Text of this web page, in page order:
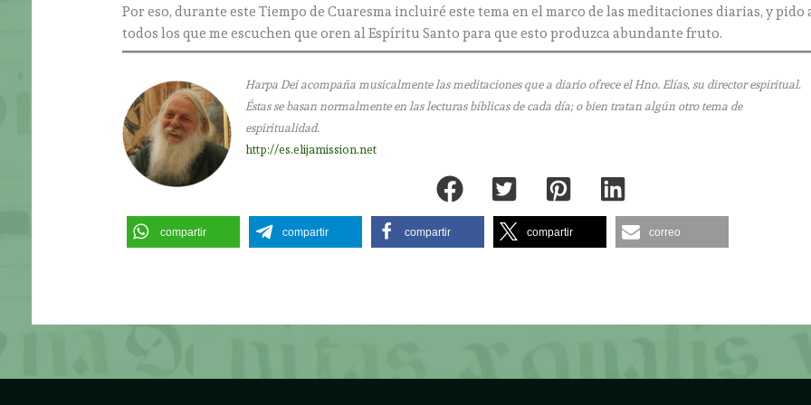
Por eso, durante este Tiempo de Cuaresma incluiré este tema en el marco de las meditaciones diarias, y pido
todos los que me escuchen que oren al Espíritu Santo para que esto produzca abundante fruto.
Harpa Dei acompaña musicalmente las meditaciones que a diario ofrece el Hno. Elías, su director espiritual.
Éstas se basan normalmente en las lecturas bíblicas de cada día; o bien tratan algún otro tema de
espiritualidad.
http://es.elijamission.net
compartir compartir compartir compartir correo